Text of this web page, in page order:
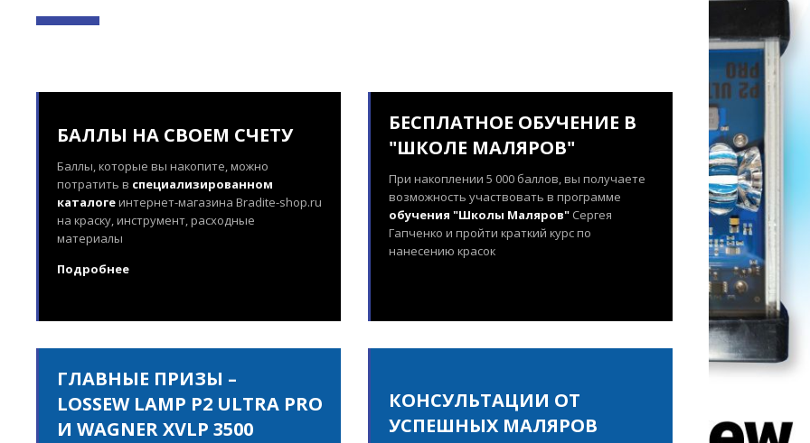
БАЛЛЫ НА СВОЕМ СЧЕТУ
Баллы, которые вы накопите, можно
потратить в специализированном
каталогеинтернет-магазина Bradite-shop.ru
на краску, инструмент, расходные
материалы
Подробнее
БЕСПЛАТНОЕ ОБУЧЕНИЕ В
"ШКОЛЕ МАЛЯРОВ"
При накоплении 5 000 баллов, вы получаете
возможность участвовать в программе
обучения "Школы Маляров" Сергея
Гапченко и пройти краткий курс по
нанесению красок
ГЛАВНЫЕ ПРИЗЫ –
LOSSEW LAMP P2 ULTRA PRO
И WAGNER XVLP 3500
КОНСУЛЬТАЦИИ ОТ
УСПЕШНЫХ МАЛЯРОВ